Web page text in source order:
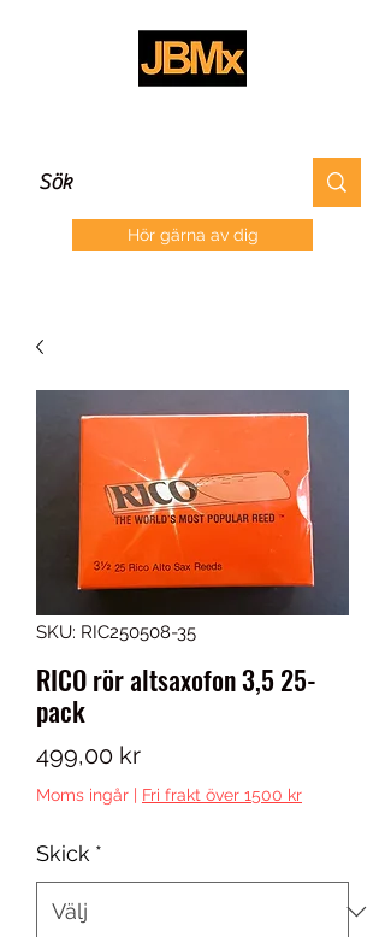
Hör gärna av dig
SKU: RIC250508-35
RICO rör altsaxofon 3,5 25-
pack
499,00 krPris
Moms ingår | Fri frakt över 1500 kr
Skick *